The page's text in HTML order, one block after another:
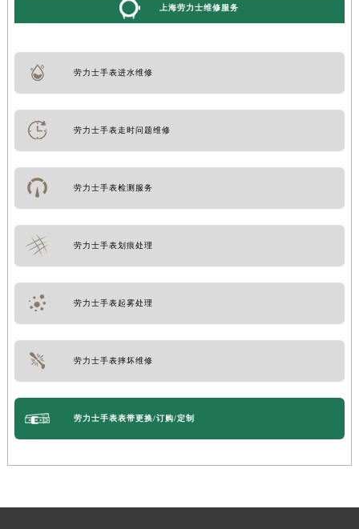
上海劳力士维修服务
劳力士手表进水维修
劳力士手表走时问题维修
劳力士手表检测服务
劳力士手表划痕处理
劳力士手表起雾处理
劳力士手表摔坏维修
劳力士手表表带更换/订购/定制